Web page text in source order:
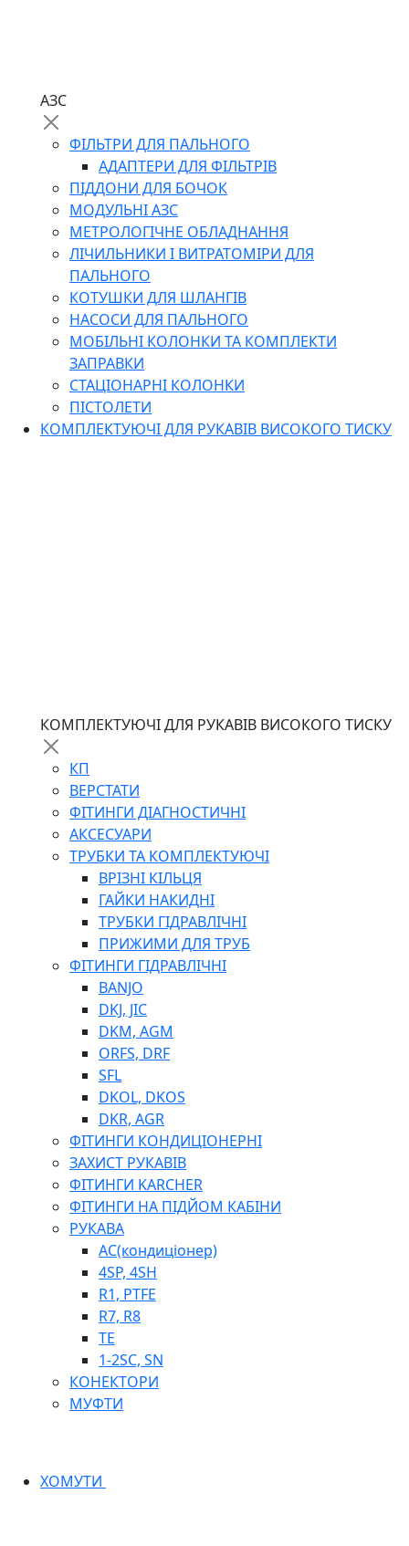
АЗС
ФІЛЬТРИ ДЛЯ ПАЛЬНОГО
АДАПТЕРИ ДЛЯ ФІЛЬТРІВ
ПІДДОНИ ДЛЯ БОЧОК
МОДУЛЬНІ АЗС
МЕТРОЛОГІЧНЕ ОБЛАДНАННЯ
ЛІЧИЛЬНИКИ І ВИТРАТОМІРИ ДЛЯ
ПАЛЬНОГО
КОТУШКИ ДЛЯ ШЛАНГІВ
НАСОСИ ДЛЯ ПАЛЬНОГО
МОБІЛЬНІ КОЛОНКИ ТА КОМПЛЕКТИ
ЗАПРАВКИ
СТАЦІОНАРНІ КОЛОНКИ
ПІСТОЛЕТИ
КОМПЛЕКТУЮЧІ ДЛЯ РУКАВІВ ВИСОКОГО ТИСКУ
КОМПЛЕКТУЮЧІ ДЛЯ РУКАВІВ ВИСОКОГО ТИСКУ
КП
ВЕРСТАТИ
ФІТИНГИ ДІАГНОСТИЧНІ
АКСЕСУАРИ
ТРУБКИ ТА КОМПЛЕКТУЮЧІ
ВРІЗНІ КІЛЬЦЯ
ГАЙКИ НАКИДНІ
ТРУБКИ ГІДРАВЛІЧНІ
ПРИЖИМИ ДЛЯ ТРУБ
ФІТИНГИ ГІДРАВЛІЧНІ
BANJO
DKJ, JIC
DKM, AGM
ORFS, DRF
SFL
DKOL, DKOS
DKR, AGR
ФІТИНГИ КОНДИЦІОНЕРНІ
ЗАХИСТ РУКАВІВ
ФІТИНГИ KARCHER
ФІТИНГИ НА ПІДЙОМ КАБІНИ
РУКАВА
AC(кондиціонер)
4SP, 4SH
R1, PTFE
R7, R8
TE
1-2SC, SN
КОНЕКТОРИ
МУФТИ
ХОМУТИ